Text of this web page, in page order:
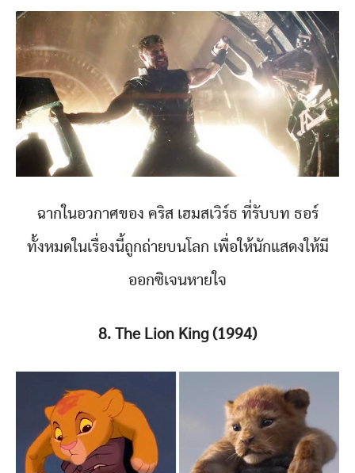
ฉากในอวกาศของ คริส เฮมสเวิร์ธ ที่รับบท ธอร์
ทั้งหมดในเรื่องนี้ถูกถ่ายบนโลก เพื่อให้นักแสดงให้มี
ออกซิเจนหายใจ
8. The Lion King (1994)